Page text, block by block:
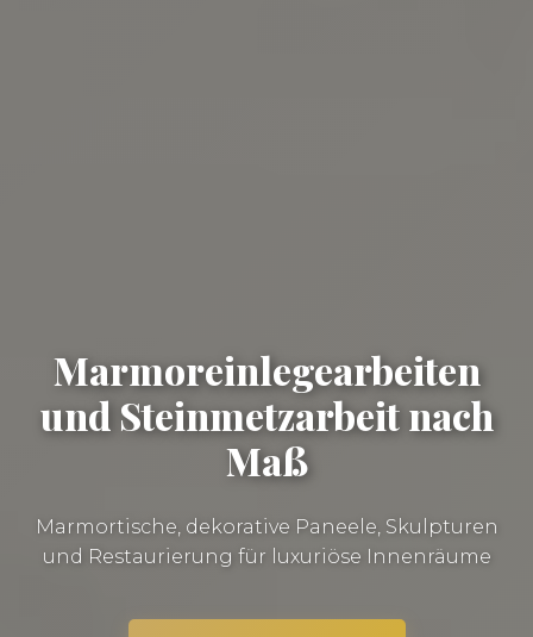
Marmoreinlegearbeiten
und Steinmetzarbeit nach
Maß
Marmortische, dekorative Paneele, Skulpturen
und Restaurierung für luxuriöse Innenräume